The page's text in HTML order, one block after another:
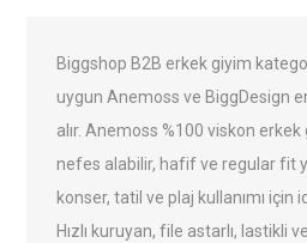
Biggshop B2B erkek giyim
uygun Anemoss ve BiggDesign
alır. Anemoss %100 viskon
nefes alabilir, hafif ve regular fit
konser, tatil ve plaj kullanımı için
Hızlı kuruyan, file astarlı, lastikli